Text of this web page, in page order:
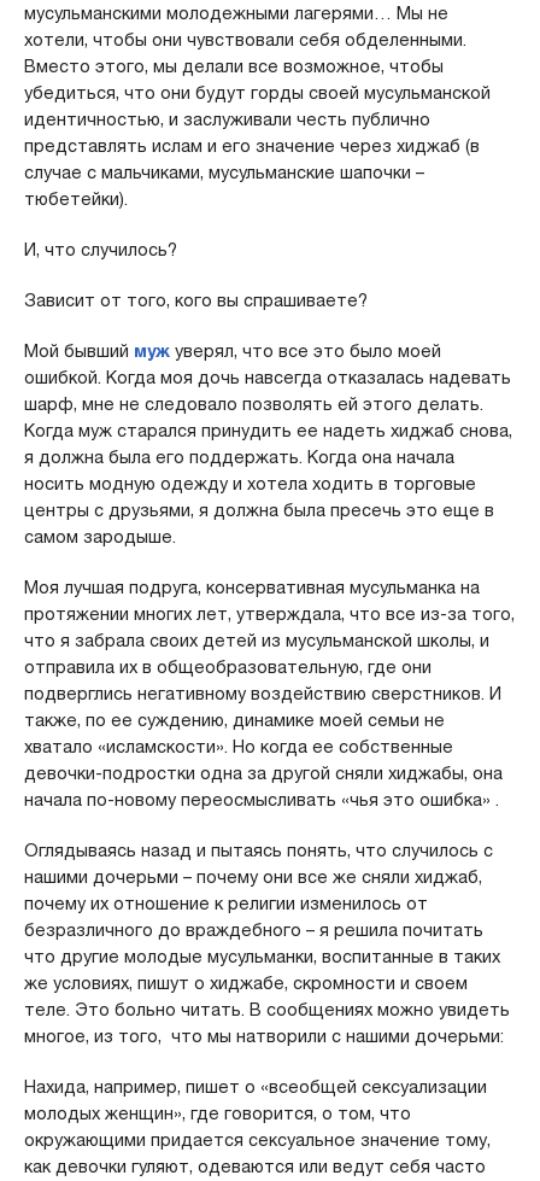
мусульманскими молодежными лагерями… Мы не
хотели, чтобы они чувствовали себя обделенными.
Вместо этого, мы делали все возможное, чтобы
убедиться, что они будут горды своей мусульманской
идентичностью, и заслуживали честь публично
представлять ислам и его значение через хиджаб (в
случае с мальчиками, мусульманские шапочки –
тюбетейки).
И, что случилось?
Зависит от того, кого вы спрашиваете?
Мой бывший мужуверял, что все это было моей
ошибкой. Когда моя дочь навсегда отказалась надевать
шарф, мне не следовало позволять ей этого делать.
Когда муж старался принудить ее надеть хиджаб снова,
я должна была его поддержать. Когда она начала
носить модную одежду и хотела ходить в торговые
центры с друзьями, я должна была пресечь это еще в
самом зародыше.
Моя лучшая подруга, консервативная мусульманка на
протяжении многих лет, утверждала, что все из-за того,
что я забрала своих детей из мусульманской школы, и
отправила их в общеобразовательную, где они
подверглись негативному воздействию сверстников. И
также, по ее суждению, динамике моей семьи не
хватало «исламскости». Но когда ее собственные
девочки-подростки одна за другой сняли хиджабы, она
начала по-новому переосмысливать «чья это ошибка» .
Оглядываясь назад и пытаясь понять, что случилось с
нашими дочерьми – почему они все же сняли хиджаб,
почему их отношение к религии изменилось от
безразличного до враждебного – я решила почитать
что другие молодые мусульманки, воспитанные в таких
же условиях, пишут о хиджабе, скромности и своем
теле. Это больно читать. В сообщениях можно увидеть
многое, из того, что мы натворили с нашими дочерьми:
Нахида, например, пишет о «всеобщей сексуализации
молодых женщин», где говорится, о том, что
окружающими придается сексуальное значение тому,
как девочки гуляют, одеваются или ведут себя часто